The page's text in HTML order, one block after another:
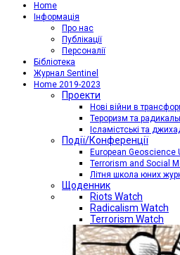
Home
Iнформація
Про нас
Публікації
Персоналії
Бібліотека
Журнал Sentinel
Home 2019-2023
Проекти
Нові війни в
Тероризм та
Ісламістські та
Події/Конференції
European Geoscience
Terrorism and Social
Літня школа юних
Щоденник
Riots Watch
Radicalism Watch
Terrorism Watch